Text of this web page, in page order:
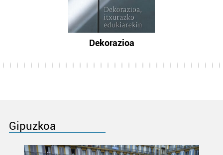
Dekorazioa
Gipuzkoa